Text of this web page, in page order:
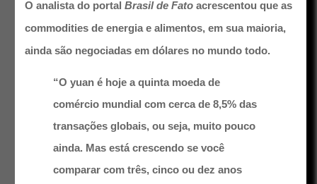
O analista do portalBrasil de Fato acrescentou que as
commodities de energia e alimentos, em sua maioria,
ainda são negociadas em dólares no mundo todo.
“O yuan é hoje a quinta moeda de
comércio mundial com cerca de 8,5% das
transações globais, ou seja, muito pouco
ainda. Mas está crescendo se você
comparar com três, cinco ou dez anos